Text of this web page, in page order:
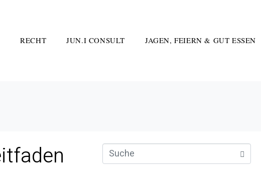
RECHT JUN.I CONSULT JAGEN, FEIERN & GUT ESSEN